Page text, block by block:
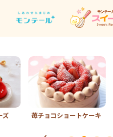
ズ 苺チョコショートケーキ